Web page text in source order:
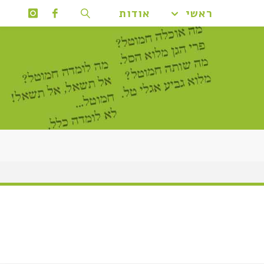
ראשי אודות